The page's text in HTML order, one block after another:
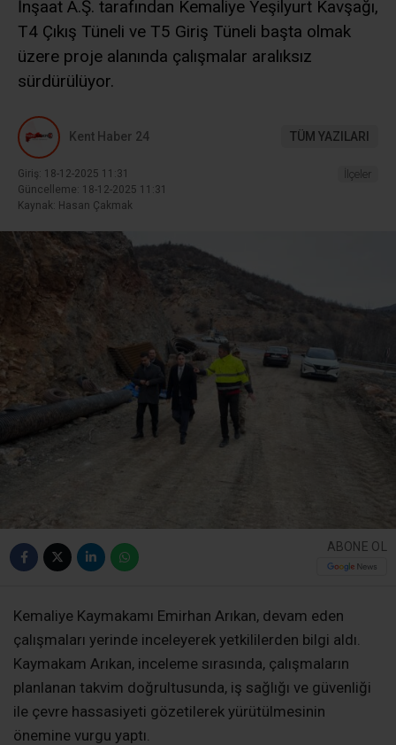
İnşaat A.Ş. tarafından Kemaliye Yeşilyurt Kavşağı,
T4 Çıkış Tüneli ve T5 Giriş Tüneli başta olmak
üzere proje alanında çalışmalar aralıksız
sürdürülüyor.
Kent Haber 24 TÜM YAZILARI
Giriş: 18-12-2025 11:31
Güncelleme: 18-12-2025 11:31
Kaynak: Hasan Çakmak
İlçeler
ABONE OL
Kemaliye Kaymakamı Emirhan Arıkan, devam eden
çalışmaları yerinde inceleyerek yetkililerden bilgi aldı.
Kaymakam Arıkan, inceleme sırasında, çalışmaların
planlanan takvim doğrultusunda, iş sağlığı ve güvenliği
ile çevre hassasiyeti gözetilerek yürütülmesinin
önemine vurgu yaptı.